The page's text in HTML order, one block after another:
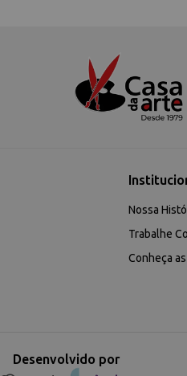
Nossa
Trabalhe
Conheça
Desenvolvido por